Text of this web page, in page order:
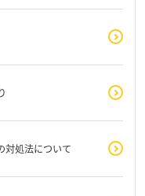
対処法について